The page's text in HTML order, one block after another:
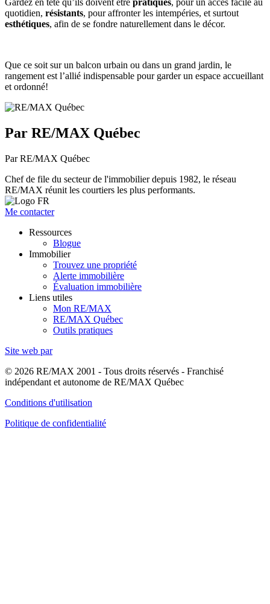
Gardez en tête qu’ils doivent être pratiques, pour un accès facile au
quotidien, résistants, pour affronter les intempéries, et surtout
esthétiques, afin de se fondre naturellement dans le décor.
Que ce soit sur un balcon urbain ou dans un grand jardin, le
rangement est l’allié indispensable pour garder un espace accueillant
et ordonné!
Par RE/MAX Québec
Par RE/MAX Québec
Chef de file du secteur de l'immobilier depuis 1982, le réseau
RE/MAX réunit les courtiers les plus performants.
Me contacter
Ressources
Blogue
Immobilier
Trouvez une propriété
Alerte immobilière
Évaluation immobilière
Liens utiles
Mon RE/MAX
RE/MAX Québec
Outils pratiques
Site web par
© 2026 RE/MAX 2001 - Tous droits réservés - Franchisé
indépendant et autonome de RE/MAX Québec
Conditions d'utilisation
Politique de confidentialité